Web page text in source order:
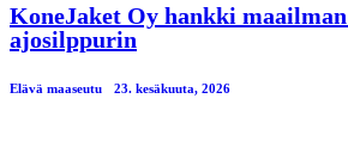
KoneJaket Oy hankki
ajosilppurin
Elävä maaseutu 23. kesäkuuta, 2026